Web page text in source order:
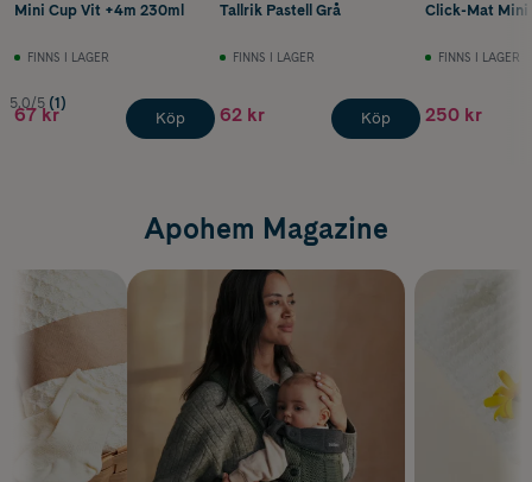
Mini Cup Vit +4m 230ml
FINNS I LAGER
5.0/5 (1)
67 kr Köp
Tallrik Pastell Grå
FINNS I LAGER
62 kr Köp
Click-Mat Mini
FINNS I LAGER
250 kr
Apohem Magazine